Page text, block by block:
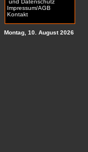
und Datenschutz
Impressum/AGB
Kontakt
Montag, 10. August 2026